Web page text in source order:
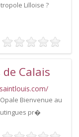
Lilloise ?
Calais
Bienvenue au
pr�